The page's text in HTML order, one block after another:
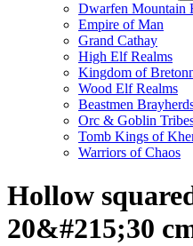
Dwarfen Mountain
Empire of Man
Grand Cathay
High Elf Realms
Kingdom of
Wood Elf Realms
Beastmen
Orc & Goblin
Tomb Kings of
Warriors of Chaos
Hollow
20&#215;30